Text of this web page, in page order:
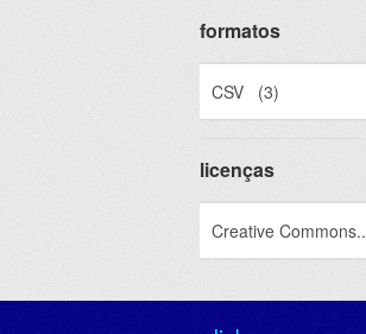
formatos
CSV (3)
licenças
Creative